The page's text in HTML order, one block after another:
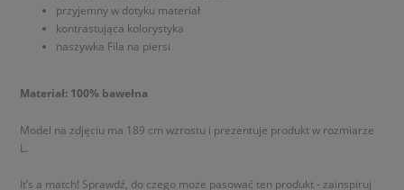
przyjemny w dotyku materiał
kontrastująca kolorystyka
naszywka Fila na piersi
Materiał: 100% bawełna
Model na zdjęciu ma 189 cm wzrostu i prezentuje produkt w rozmiarze
L.
It’s a match! Sprawdź, do czego może pasować ten produkt - zainspiruj